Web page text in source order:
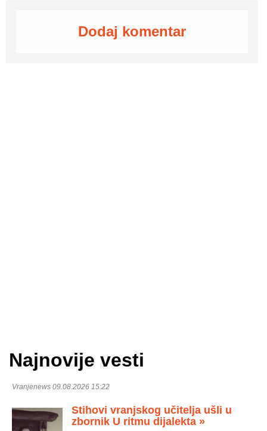
Dodaj komentar
Najnovije vesti
Vranjenews 09.08.2026 15:22
Stihovi vranjskog učitelja ušli u
zbornik U ritmu dijalekta »